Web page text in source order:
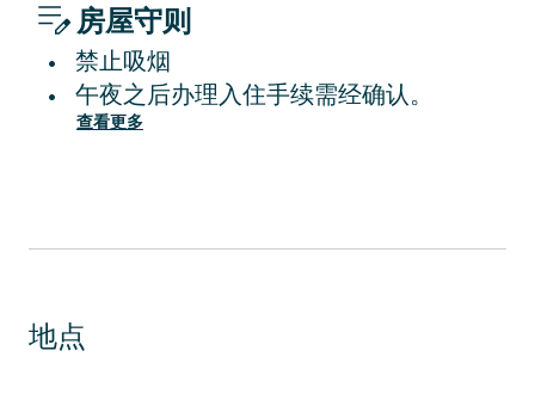
房屋守则
•
禁止吸烟
•
午夜之后办理入住手续需经确认。
查看更多
地点